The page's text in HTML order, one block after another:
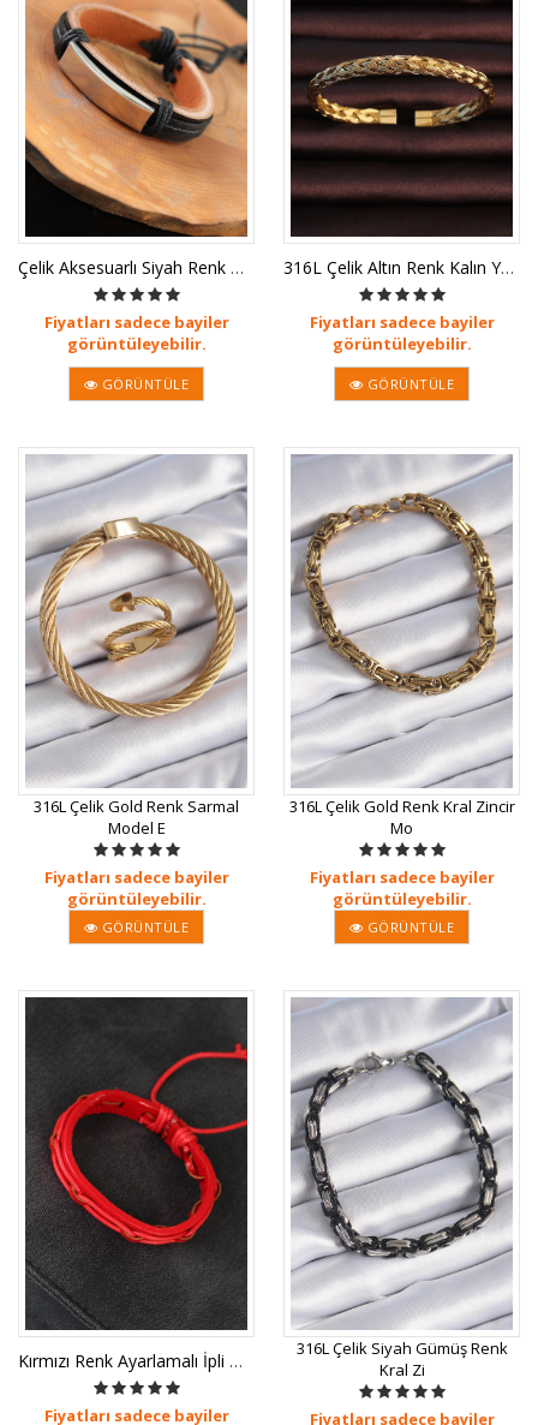
Çelik Aksesuarlı Siyah Renk Deri Er
Fiyatları sadece bayiler
görüntüleyebilir.
GÖRÜNTÜLE
316L Çelik Altın Renk Kalın Yassı Ö
Fiyatları sadece bayiler
görüntüleyebilir.
GÖRÜNTÜLE
316L Çelik Gold Renk Sarmal
Model E
Fiyatları sadece bayiler
görüntüleyebilir.
GÖRÜNTÜLE
316L Çelik Gold Renk Kral Zincir
Mo
Fiyatları sadece bayiler
görüntüleyebilir.
GÖRÜNTÜLE
Kırmızı Renk Ayarlamalı İpli Deri E
Fiyatları sadece bayiler
316L Çelik Siyah Gümüş Renk
Kral Zi
Fiyatları sadece bayiler